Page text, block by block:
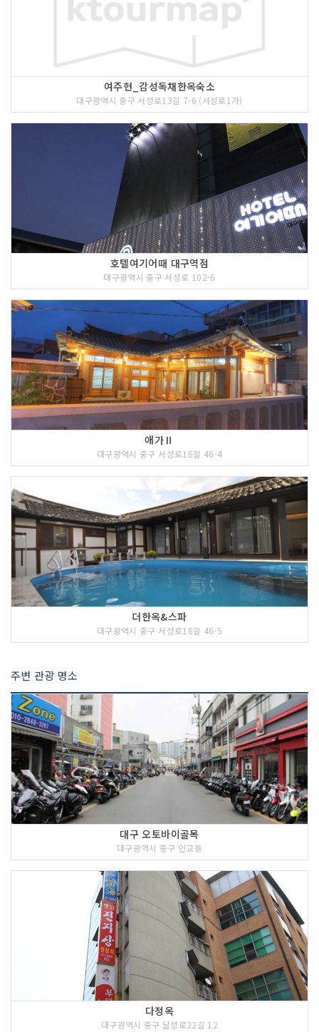
여주현_감성독채한옥숙소
대구광역시 중구 서성로13길 7-6 (서성로1가)
호텔여기어때 대구역점
대구광역시 중구 서성로 102-6
애가Ⅱ
대구광역시 중구 서성로16길 46-4
더한옥&스파
대구광역시 중구 서성로16길 46-5
주변 관광 명소
대구 오토바이골목
대구광역시 중구 인교동
다정옥
대구광역시 중구 달성로22길 12